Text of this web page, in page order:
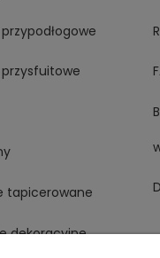
przysfuitowe
tapicerowane
dekoracyjne